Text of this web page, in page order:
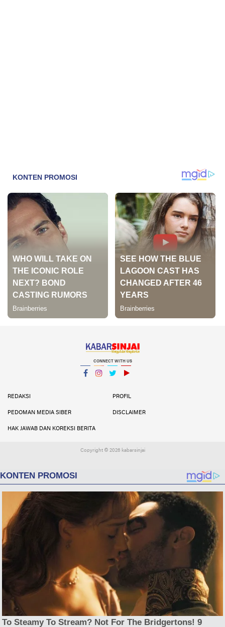
CONNECT WITH US
REDAKSI
PROFIL
PEDOMAN MEDIA SIBER DISCLAIMER
HAK JAWAB DAN KOREKSI BERITA
Copyright © 2026 kabarsinjai